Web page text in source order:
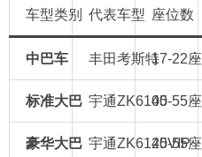
车型类别 代表车型 座位数
中巴车 丰田考斯特17-22座
标准大巴 宇通ZK610045-55座
豪华大巴 宇通ZK6120VIP
45-55座